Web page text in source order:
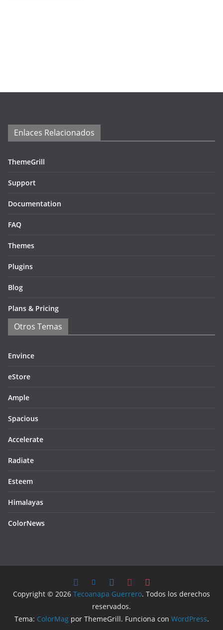
Enlaces Relacionados
ThemeGrill
Support
Documentation
FAQ
Themes
Plugins
Blog
Plans & Pricing
Otros Temas
Envince
eStore
Ample
Spacious
Accelerate
Radiate
Esteem
Himalayas
ColorNews
Copyright © 2026 Tecoanapa Guerrero. Todos los derechos
reservados.
Tema: ColorMagpor ThemeGrill. Funciona con WordPress.